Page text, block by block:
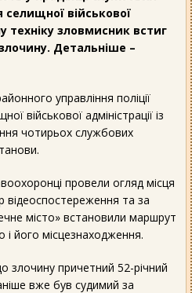
селищної військової
техніку зловмисник встиг
Детальніше –
управління поліції
військової адміністрації із
чотирьох службових
провели огляд місця
відеоспостереження та за
місто» встановили маршрут
і його місцезнаходження.
злочину причетний 52-річний
вже був судимий за